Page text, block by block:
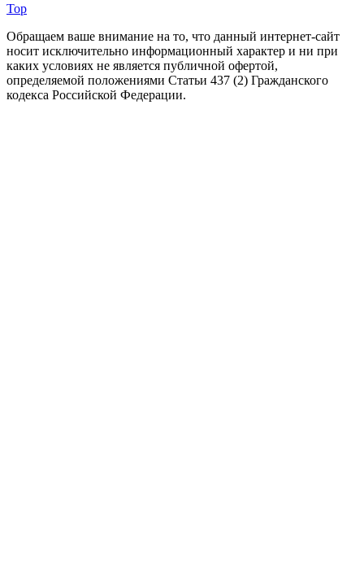
Top
Обращаем ваше внимание на то, что данный интернет-сайт
носит исключительно информационный характер и ни при
каких условиях не является публичной офертой,
определяемой положениями Статьи 437 (2) Гражданского
кодекса Российской Федерации.